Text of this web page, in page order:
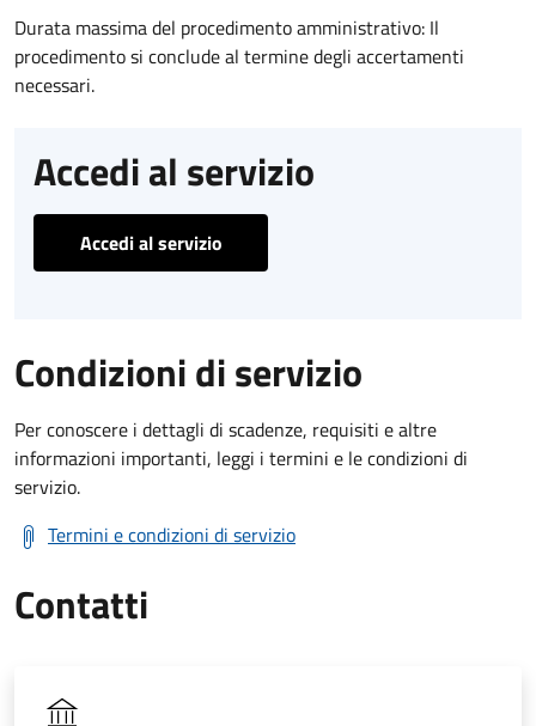
Durata massima del procedimento amministrativo: Il
procedimento si conclude al termine degli accertamenti
necessari.
Accedi al servizio
Accedi al servizio
Condizioni di servizio
Per conoscere i dettagli di scadenze, requisiti e altre
informazioni importanti, leggi i termini e le condizioni di
servizio.
Termini e condizioni di servizio
Contatti